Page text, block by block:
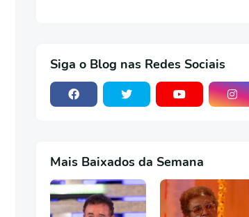
Siga o Blog nas Redes Sociais
Mais Baixados da Semana